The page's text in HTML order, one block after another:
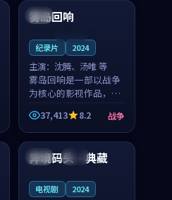
泰国
雾岛回响
纪录片 2024
主演： 沈腾、汤唯 等
雾岛回响是一部以战争
为核心的影视作品，围
绕危机、反转与人物成
长展开，整体节奏紧
凑，值得推荐观看。
37,413 8.2 战争
法国 热播
异境码头·典藏
电视剧 2024